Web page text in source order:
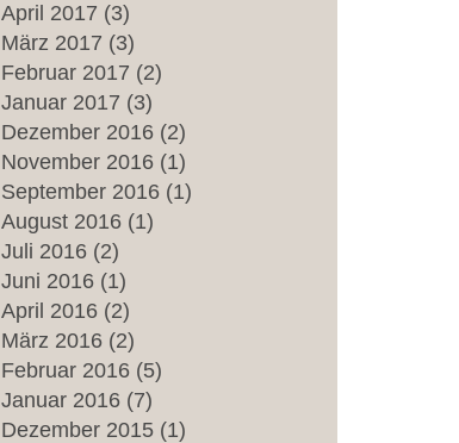
April 2017 (3)
März 2017 (3)
Februar 2017 (2)
Januar 2017 (3)
Dezember 2016 (2)
November 2016 (1)
September 2016 (1)
August 2016 (1)
Juli 2016 (2)
Juni 2016 (1)
April 2016 (2)
März 2016 (2)
Februar 2016 (5)
Januar 2016 (7)
Dezember 2015 (1)